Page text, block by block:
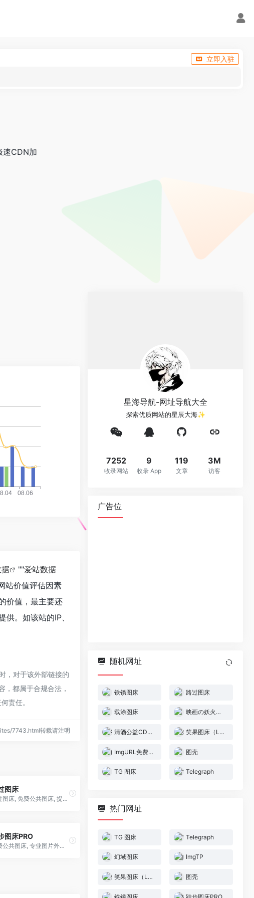
立即入驻
速CDN加
据 ""爱站数据
站价值评估因素
价值，最主要还
。如该站的IP、
，对于该外部链接的
都属于合规合法，
责任。
7743.html转载请注明
图床
路过图床, 免费公共图床, 提供图片上传和图片外链服务, 原图保存, 全球CDN加速.
图床PRO
免费公共图床, 专业图片外链, 全球CDN分发,寄り添って床を敷きます。無料の公共図、専門画像の外部チェーン、全世界のCDNが配っています
星海导航-网址导航大全
探索优质网站的星辰大海✨
7252
收录网站
9
收录 App
119
文章
3M
访客
广告位
随机网址
铁锈图床 路过图床
载涂图床 映画の妖火图床
清酒公益CDN图床 笑果图床（LOL图床）
ImgURL免费图床 图壳
TG 图床 Telegraph
热门网址
TG 图床 Telegraph
幻域图床 ImgTP
笑果图床（LOL图床） 图壳